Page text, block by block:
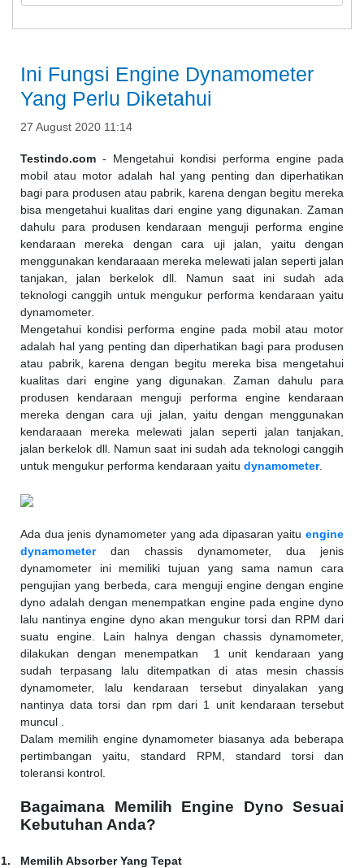
Ini Fungsi Engine Dynamometer
Yang Perlu Diketahui
27 August 2020 11:14
Testindo.com - Mengetahui kondisi performa engine pada
mobil atau motor adalah hal yang penting dan diperhatikan
bagi para produsen atau pabrik, karena dengan begitu mereka
bisa mengetahui kualitas dari engine yang digunakan. Zaman
dahulu para produsen kendaraan menguji performa engine
kendaraan mereka dengan cara uji jalan, yaitu dengan
menggunakan kendaraaan mereka melewati jalan seperti jalan
tanjakan, jalan berkelok dll. Namun saat ini sudah ada
teknologi canggih untuk mengukur performa kendaraan yaitu
dynamometer.
Mengetahui kondisi performa engine pada mobil atau motor
adalah hal yang penting dan diperhatikan bagi para produsen
atau pabrik, karena dengan begitu mereka bisa mengetahui
kualitas dari engine yang digunakan. Zaman dahulu para
produsen kendaraan menguji performa engine kendaraan
mereka dengan cara uji jalan, yaitu dengan menggunakan
kendaraaan mereka melewati jalan seperti jalan tanjakan,
jalan berkelok dll. Namun saat ini sudah ada teknologi canggih
untuk mengukur performa kendaraan yaitu dynamometer.
Ada dua jenis dynamometer yang ada dipasaran yaitu engine
dynamometerdan chassis dynamometer, dua jenis
dynamometer ini memiliki tujuan yang sama namun cara
pengujian yang berbeda, cara menguji engine dengan engine
dyno adalah dengan menempatkan engine pada engine dyno
lalu nantinya engine dyno akan mengukur torsi dan RPM dari
suatu engine. Lain halnya dengan chassis dynamometer,
dilakukan dengan menempatkan
1 unit kendaraan yang
sudah terpasang lalu ditempatkan di atas mesin chassis
dynamometer, lalu kendaraan tersebut dinyalakan yang
nantinya data torsi dan rpm dari 1 unit kendaraan tersebut
muncul .
Dalam memilih engine dynamometer biasanya ada beberapa
pertimbangan yaitu, standard RPM, standard torsi dan
toleransi kontrol.
Bagaimana Memilih Engine Dyno Sesuai
Kebutuhan Anda?
1.
Memilih Absorber Yang Tepat